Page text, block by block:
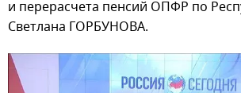
и перерасчета пенсий ОПФР по
Светлана ГОРБУНОВА.